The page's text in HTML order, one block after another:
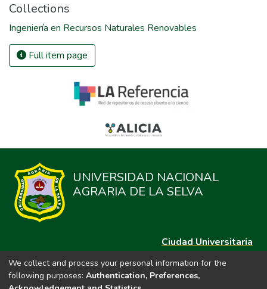
Collections
Ingeniería en Recursos Naturales Renovables
Full item page
UNIVERSIDAD NACIONAL
AGRARIA DE LA SELVA
Ciudad Universitaria
Carretera Central km. 1.21 Tingo María, Huánuco
Datos del contacto
We collect and process your personal information for the
following purposes: Authentication, Preferences,